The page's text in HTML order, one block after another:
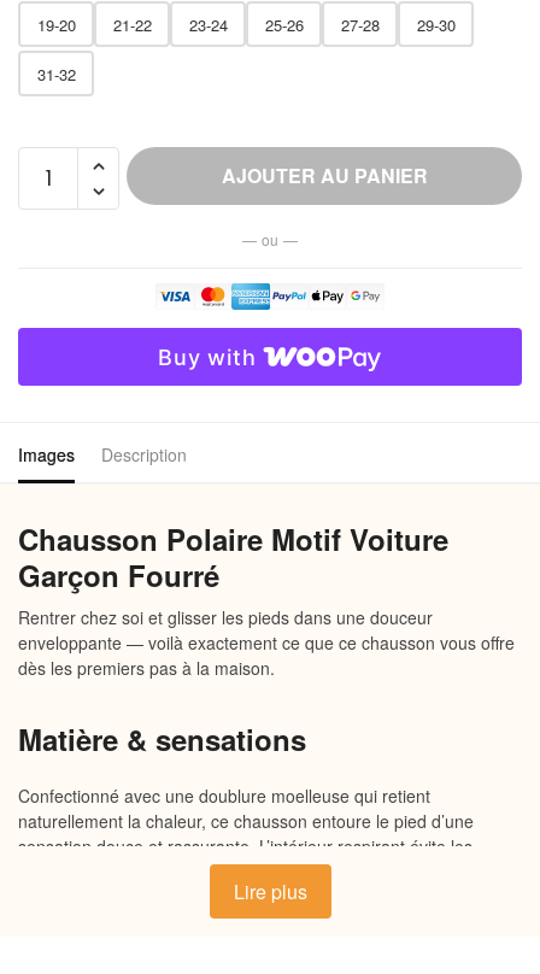
19-20 21-22 23-24 25-26 27-28 29-30
31-32
Chausson
Garçon
AJOUTER AU PANIER
— ou —
Buy with
Images Description
Chausson Polaire Motif Voiture
Garçon Fourré
Rentrer chez soi et glisser les pieds dans une douceur
enveloppante — voilà exactement ce que ce chausson vous offre
dès les premiers pas à la maison.
Matière & sensations
Confectionné avec une doublure moelleuse qui retient
naturellement la chaleur, ce chausson entoure le pied d’une
sensation douce et rassurante. L’intérieur respirant évite les
désagréments liés à la transpiration, tandis que la semelle souple
amortit chaque pas avec légèreté. La tige, à la fois résistante et
douce au toucher, garantit un maintien confortable sans jamais
Lire plus